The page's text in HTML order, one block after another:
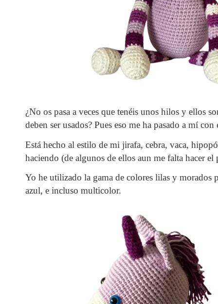
¿No os pasa a veces que tenéis unos hilos y ellos
deben ser usados? Pues eso me ha pasado a mí
Está hecho al estilo de mi jirafa, cebra, vaca,
haciendo (de algunos de ellos aun me falta hacer
Yo he utilizado la gama de colores lilas y morados
azul, e incluso multicolor.